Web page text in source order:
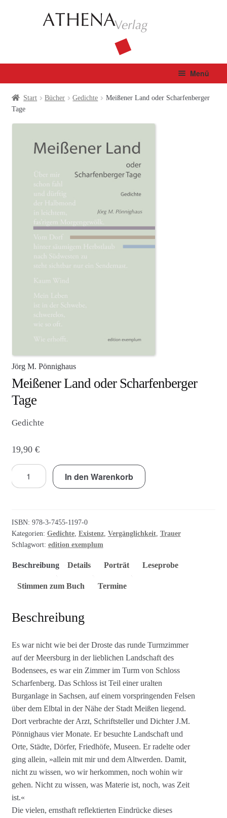
Menü
Verlag
Bücher
Fachbuch
Autor*innen
Agenturleistungen
Start Bücher Gedichte
Meißener Land oder Scharfenberger
Tage
Jörg M. Pönnighaus
Meißener Land oder Scharfenberger
Tage
Gedichte
19,90 €
Meißener
Land
Tage
Menge
In den Warenkorb
ISBN: 978-3-7455-1197-0
Kategorien: Gedichte, Existenz, Vergänglichkeit, Trauer
Schlagwort: edition exemplum
Beschreibung Details Porträt Leseprobe
Stimmen zum Buch Termine
Beschreibung
Es war nicht wie bei der Droste das runde Turmzimmer
auf der Meersburg in der lieblichen Landschaft des
Bodensees, es war ein Zimmer im Turm von Schloss
Scharfenberg. Das Schloss ist Teil einer uralten
Burganlage in Sachsen, auf einem vorspringenden Felsen
über dem Elbtal in der Nähe der Stadt Meißen liegend.
Dort verbrachte der Arzt, Schriftsteller und Dichter J.M.
Pönnighaus vier Monate. Er besuchte Landschaft und
Orte, Städte, Dörfer, Friedhöfe, Museen. Er radelte oder
ging allein, »allein mit mir und dem Altwerden. Damit,
nicht zu wissen, wo wir herkommen, noch wohin wir
gehen. Nicht zu wissen, was Materie ist, noch, was Zeit
ist.«
Die vielen, ernsthaft reflektierten Eindrücke dieses